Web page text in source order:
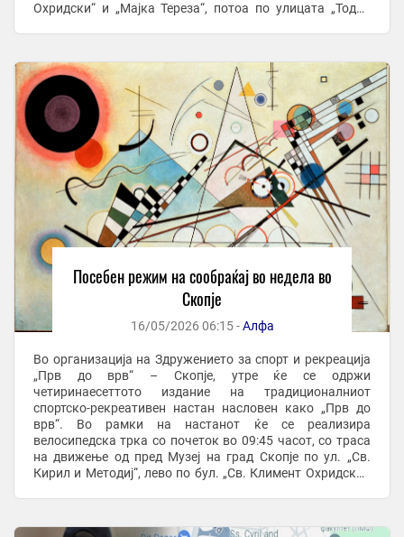
Охридски“ и „Мајка Тереза“, потоа по улицата „Тодор
Посебен режим на сообраќај во недела во
Скопје
16/05/2026 06:15 -Алфа
Во организација на Здружението за спорт и рекреација
„Прв до врв“ – Скопје, утре ќе се одржи
четиринаесеттото издание на традиционалниот
спортско-рекреативен настан насловен како „Прв до
врв“. Во рамки на настанот ќе се реализира
велосипедска трка со почеток во 09:45 часот, со траса
на движење од пред Музеј на град Скопје по ул. „Св.
Кирил и Методиј“, лево по бул. „Св. Климент Охридски“,